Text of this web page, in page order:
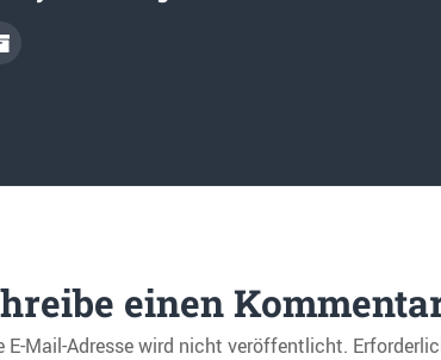
einen
E-Mail-Adresse wird nicht veröffentlicht.